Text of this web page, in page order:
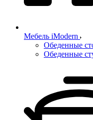
Мебель iModern
Обеденные
Обеденные